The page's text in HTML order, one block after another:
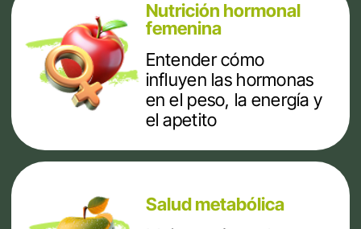
Hábitos que influyen en
energía, descanso y
bienestar
estilo de vida
adicional para cuidar
Fitness Facial